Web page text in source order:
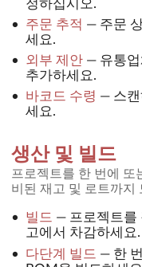
정하십시오.
주문 추적 — 주문
세요.
외부 제안— 유통
추가하세요.
바코드 수령 — 스
세요.
생산 및 빌드
프로젝트를 한 번에 또
비된 재고 및 로트까지
빌드 — 프로젝트를
고에서 차감하세요.
다단계 빌드 — 한